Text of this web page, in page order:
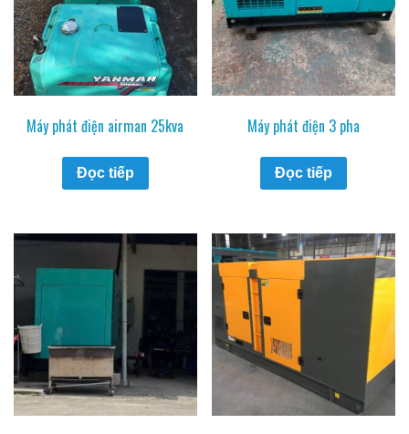
Máy phát điện airman 25kva
Đọc tiếp
Máy phát điện 3 pha
Đọc tiếp